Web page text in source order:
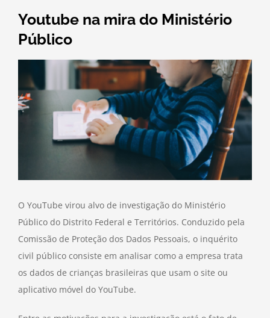
Youtube na mira do Ministério
Público
O YouTube virou alvo de investigação do Ministério
Público do Distrito Federal e Territórios. Conduzido pela
Comissão de Proteção dos Dados Pessoais, o inquérito
civil público consiste em analisar como a empresa trata
os dados de crianças brasileiras que usam o site ou
aplicativo móvel do YouTube.